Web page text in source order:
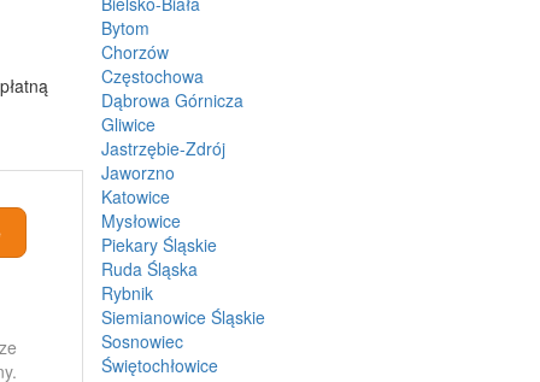
Bytom
Chorzów
Częstochowa
Dąbrowa Górnicza
Gliwice
Jastrzębie-Zdrój
Jaworzno
Katowice
Mysłowice
Piekary Śląskie
Ruda Śląska
Rybnik
Siemianowice Śląskie
Sosnowiec
Świętochłowice